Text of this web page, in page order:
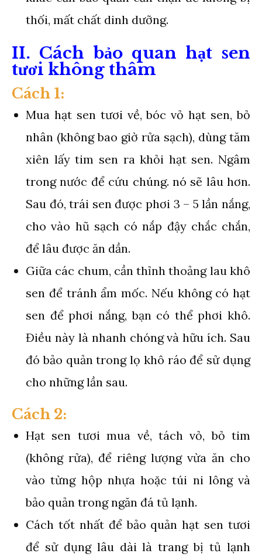
thối, mất chất dinh dưỡng.
II. Cách bảo quan hạt sen
tươi không thâm
Cách 1:
Mua hạt sen tươi về, bóc vỏ hạt sen, bỏ
nhân (không bao giờ rửa sạch), dùng tăm
xiên lấy tim sen ra khỏi hạt sen. Ngâm
trong nước để cứu chúng. nó sẽ lâu hơn.
Sau đó, trái sen được phơi 3 – 5 lần nắng,
cho vào hũ sạch có nắp đậy chắc chắn,
để lâu được ăn dần.
Giữa các chum, cần thỉnh thoảng lau khô
sen để tránh ẩm mốc. Nếu không có hạt
sen để phơi nắng, bạn có thể phơi khô.
Điều này là nhanh chóng và hữu ích. Sau
đó bảo quản trong lọ khô ráo để sử dụng
cho những lần sau.
Cách 2:
Hạt sen tươi mua về, tách vỏ, bỏ tim
(không rửa), để riêng lượng vừa ăn cho
vào từng hộp nhựa hoặc túi ni lông và
bảo quản trong ngăn đá tủ lạnh.
Cách tốt nhất để bảo quản hạt sen tươi
để sử dụng lâu dài là trang bị tủ lạnh